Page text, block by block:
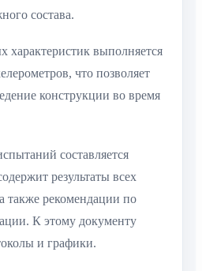
состава.
выполняется
что позволяет
конструкции во время
составляется
результаты всех
также рекомендации по
К этому документу
и графики.